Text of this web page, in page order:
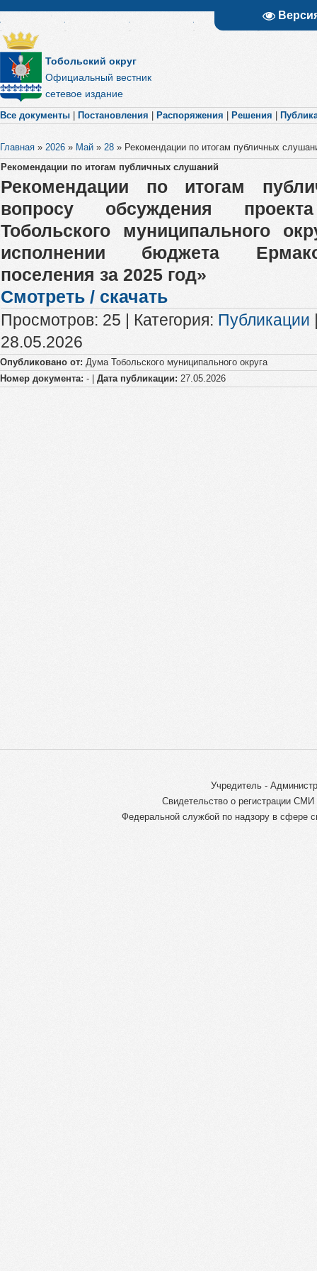
Тобольский округ
Официальный вестник
сетевое издание
Все документы Постановления Распоряжения Решения
Главная » 2026 » Май » 28 » Рекомендации по итогам публичных
Рекомендации по итогам публичных слушаний
Рекомендации по итогам
вопросу обсуждения
Тобольского муниципального
исполнении бюджета
поселения за 2025 год»
Смотреть / скачать
Просмотров: 25 | Категория: Публикации
28.05.2026
Опубликовано от: Дума Тобольского муниципального округа
Номер документа: - | Дата публикации: 27.05.2026
Учредитель -
Свидетельство о регистрации
Федеральной службой по надзору в сфере